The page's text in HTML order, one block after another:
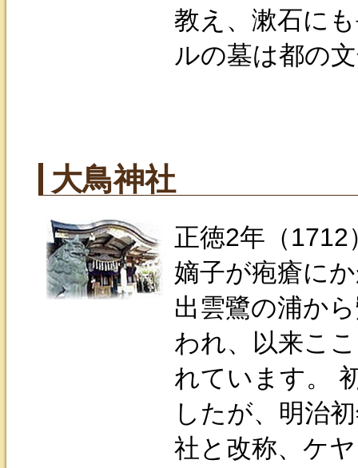
教え、漱石に
ルの墓は都の
大鳥神社
正徳2年（1712
嫡子が疱瘡に
出雲鷺の浦か
われ、以来こ
れています。
したが、明治
社と改称、ケ